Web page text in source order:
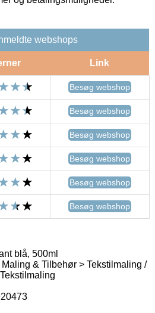
webshops
Link
Besøg webshop
Besøg webshop
Besøg webshop
Besøg webshop
Besøg webshop
Besøg webshop
blå, 500ml
Maling & Tilbehør > Tekstilmaling /